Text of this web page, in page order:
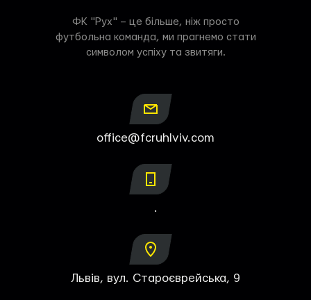
ФК "Рух" – це більше, ніж просто
футбольна команда, ми прагнемо стати
символом успіху та звитяги.
office@fcruhlviv.com
.
Львів, вул. Староєврейська, 9